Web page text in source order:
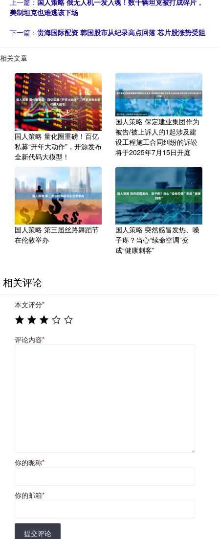
美制坦克也难逃该下场
下一篇： 贵海国际配资 韩国股市从纪录高点回落 芯片股涨势受阻
相关文章
国人策略 量化圈重磅！百亿
私募“开年大动作”，开源发布
全新代码大模型！
国人策略 保定建业集团作为
被告/被上诉人的1起涉及建
设工程施工合同纠纷的诉讼
将于2025年7月15日开庭
国人策略 第三届丝路舞蹈节
在伦敦举办
国人策略 突然感冒发热、嗓
子疼？当心“续命空调”变
成“健康刺客”
相关评论
本文评分*
评论内容*
你的昵称*
你的邮箱*
提交评论